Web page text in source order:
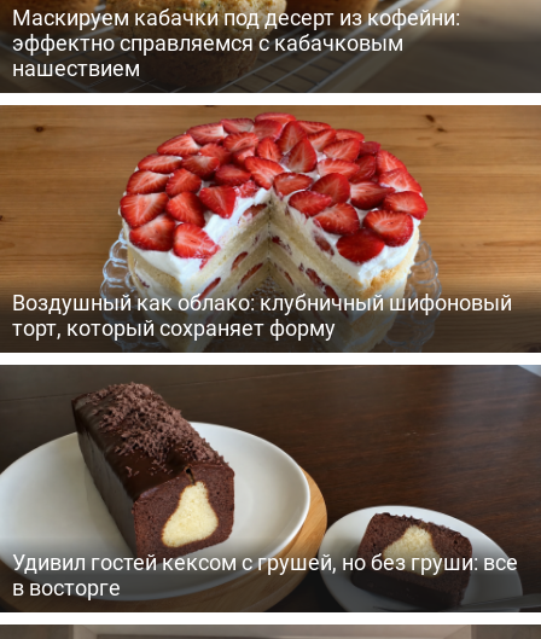
Маскируем кабачки под десерт из кофейни:
эффектно справляемся с кабачковым
нашествием
Воздушный как облако: клубничный шифоновый
торт, который сохраняет форму
Удивил гостей кексом с грушей, но без груши: все
в восторге